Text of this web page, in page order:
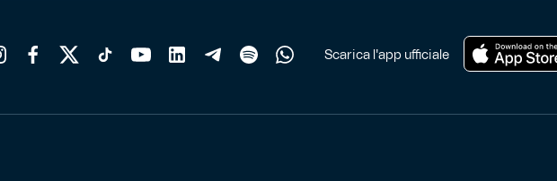
Scarica l'app ufficiale